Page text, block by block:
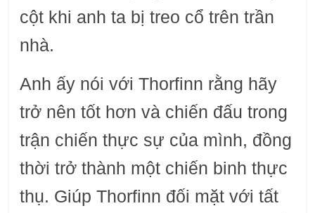
cột khi anh ta bị treo cổ trên trần
nhà.
Anh ấy nói với Thorfinn rằng hãy
trở nên tốt hơn và chiến đấu trong
trận chiến thực sự của mình, đồng
thời trở thành một chiến binh thực
thụ. Giúp Thorfinn đối mặt với tất